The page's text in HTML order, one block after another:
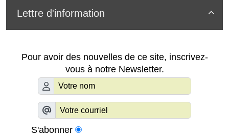

Lettre d'information
Pour avoir des nouvelles de ce site, inscrivez-
vous à notre Newsletter.
S'abonner